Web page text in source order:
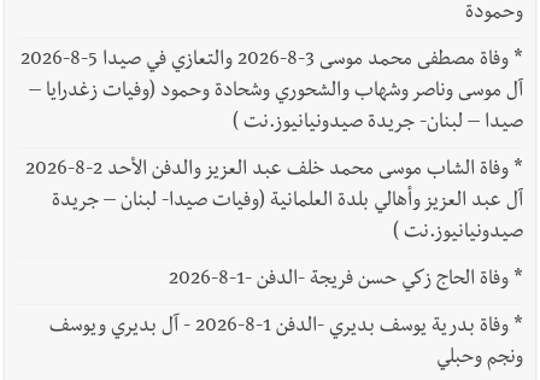
وحمودة
*
وفاة مصطفى محمد موسى 3-8-2026 والتعازي في صيدا 5-8-2026
آل موسى وناصر وشهاب والشحوري وشحادة وحمود (وفيات زغدرايا –
صيدا – لبنان- جريدة صيدونيانيوز.نت )
*
وفاة الشاب موسى محمد خلف عبد العزيز والدفن الأحد 2-8-2026
آل عبد العزيز وأهالي بلدة العلمانية (وفيات صيدا- لبنان – جريدة
صيدونيانيوز.نت )
*وفاة الحاج زكي حسن فريجة -الدفن -1-8-2026
*
وفاة بدرية يوسف بديري -الدفن 1-8-2026 - آل بديري ويوسف
ونجم وحبلي